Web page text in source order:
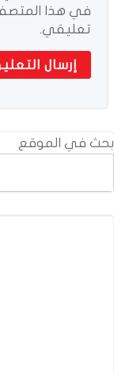
في هذا
تعليقي.
بحث في الموقع